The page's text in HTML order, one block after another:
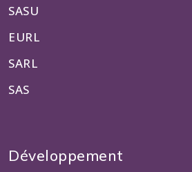
SASU
EURL
SARL
SAS
Développement